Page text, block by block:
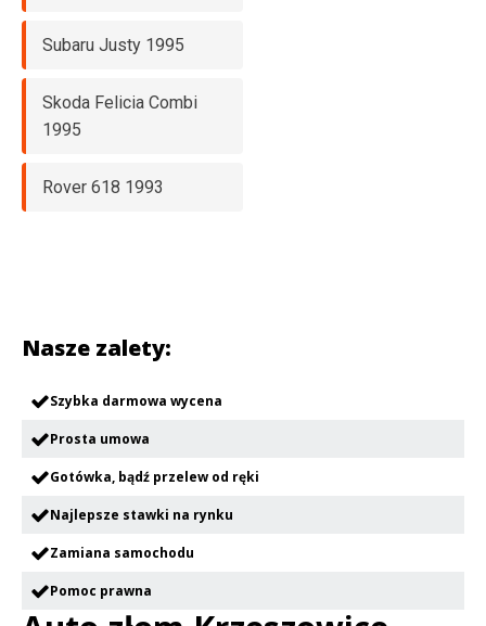
Subaru Justy 1995
Skoda Felicia Combi
1995
Rover 618 1993
Nasze zalety:
Szybka darmowa wycena
Prosta umowa
Gotówka, bądź przelew od ręki
Najlepsze stawki na rynku
Zamiana samochodu
Pomoc prawna